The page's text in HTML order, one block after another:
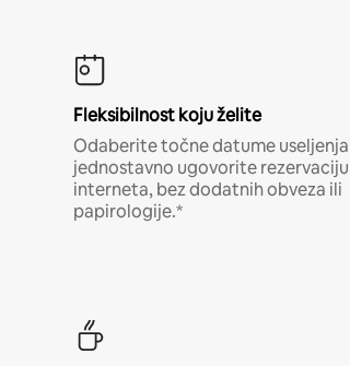
Fleksibilnost koju želite
Odaberite točne datume useljenja
jednostavno ugovorite
interneta, bez dodatnih obveza ili
papirologije.*